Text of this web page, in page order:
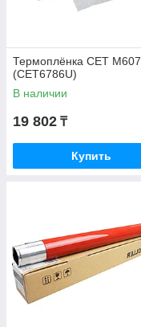
Термоплёнка CET M607
(CET6786U)
В наличии
19 802 ₸
Купить